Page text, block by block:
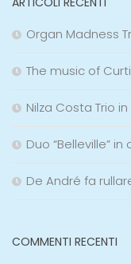
Organ Madness
The music of
Nilza Costa Trio
Duo “Belleville”
De André fa
COMMENTI RECENTI